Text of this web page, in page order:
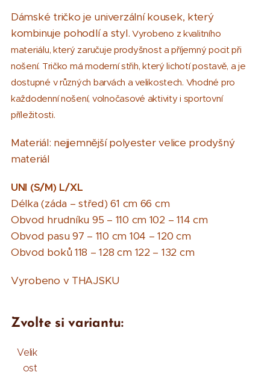
Dámské tričko je univerzální kousek, který
kombinuje pohodlí a styl. Vyrobeno z kvalitního
materiálu, který zaručuje prodyšnost a příjemný pocit při
nošení. Tričko má moderní střih, který lichotí postavě, a je
dostupné v různých barvách a velikostech. Vhodné pro
každodenní nošení, volnočasové aktivity i sportovní
příležitosti.
Materiál: nejjemnější polyester velice prodyšný
materiál
UNI (S/M) L/XL
Délka (záda – střed) 61 cm 66 cm
Obvod hrudníku 95 – 110 cm 102 – 114 cm
Obvod pasu 97 – 110 cm 104 – 120 cm
Obvod boků 118 – 128 cm 122 – 132 cm
Vyrobeno v THAJSKU
Zvolte si variantu:
Velik
ost